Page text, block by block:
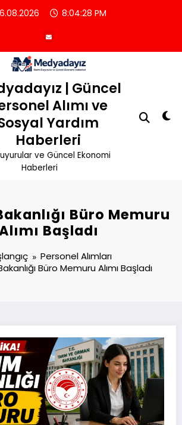
8:04:29 PM
| Güncel
Alımı ve
Yardım
Haberleri
ve Güncel Ekonomi
Haberleri
Büro Memuru
Başladı
Personel Alımları
Büro Memuru Alımı Başladı